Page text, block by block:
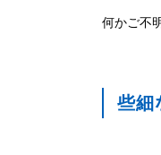
何かご不
些細